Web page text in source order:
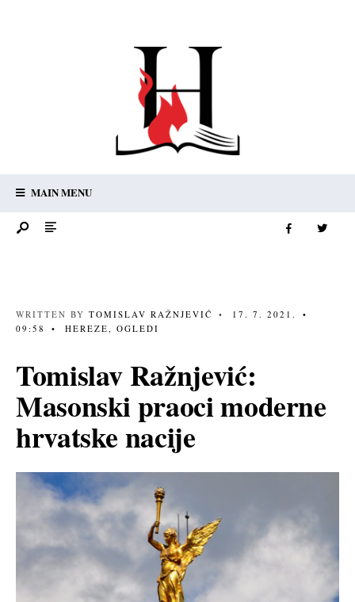
MAIN MENU
WRITTEN BY TOMISLAV RAŽNJEVIĆ • 17. 7. 2021.
•
09:58
• HEREZE, OGLEDI
Tomislav Ražnjević:
Masonski praoci moderne
hrvatske nacije